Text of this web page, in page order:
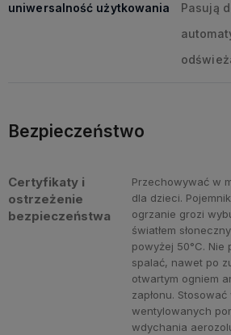
uniwersalność użytkowania
Pasują
Bezpieczeństwo
Certyfikaty i
ostrzeżenie
bezpieczeństwa
Przechowywać w
dla dzieci.
ogrzanie grozi
światłem
powyżej 50°C. Nie
spalać, nawet po
otwartym ogniem
zapłonu.
wentylowanych
wdychania